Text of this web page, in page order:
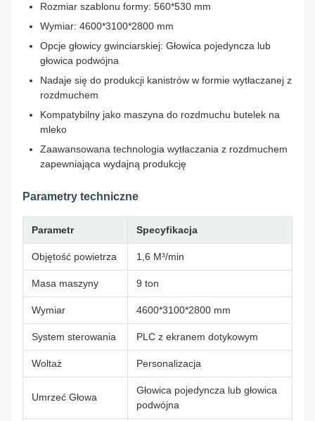
Rozmiar szablonu formy: 560*530 mm
Wymiar: 4600*3100*2800 mm
Opcje głowicy gwinciarskiej: Głowica pojedyncza lub
głowica podwójna
Nadaje się do produkcji kanistrów w formie wytłaczanej z
rozdmuchem
Kompatybilny jako maszyna do rozdmuchu butelek na
mleko
Zaawansowana technologia wytłaczania z rozdmuchem
zapewniająca wydajną produkcję
Parametry techniczne
Parametr Specyfikacja
Objętość powietrza 1,6 M³/min
Masa maszyny 9 ton
Wymiar 4600*3100*2800 mm
System sterowania PLC z ekranem dotykowym
Woltaż Personalizacja
Umrzeć Głowa
Głowica pojedyncza lub głowica
podwójna